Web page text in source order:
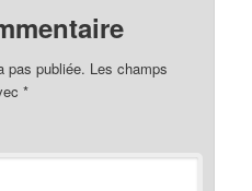
pas publiée. Les champs
*